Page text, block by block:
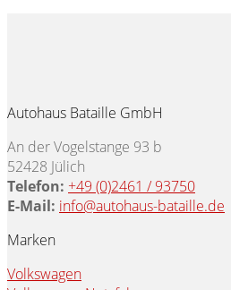
Autohaus Bataille GmbH
An der Vogelstange 93 b
52428 Jülich
Telefon: +49 (0)2461 / 93750
E-Mail: info@autohaus-bataille.de
Marken
Volkswagen